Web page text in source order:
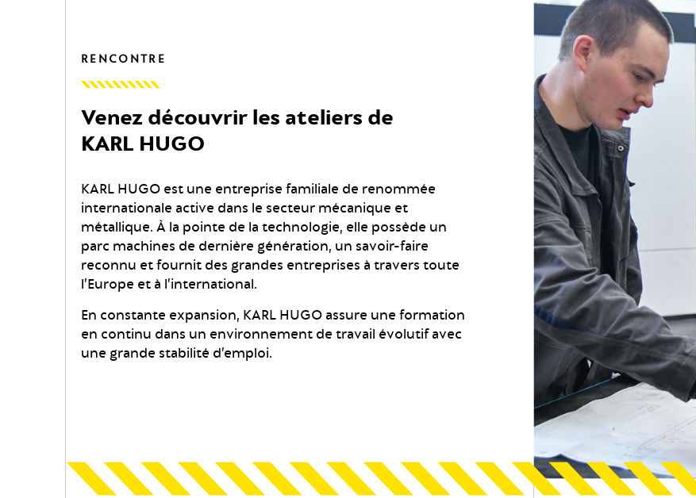
RENCONTRE
Venez découvrir les ateliers de
KARL HUGO
KARL HUGO est une entreprise familiale de renommée
internationale active dans le secteur mécanique et
métallique. À la pointe de la technologie, elle possède un
parc machines de dernière génération, un savoir-faire
reconnu et fournit des grandes entreprises à travers toute
l’Europe et à l’international.
En constante expansion, KARL HUGO assure une formation
en continu dans un environnement de travail évolutif avec
une grande stabilité d’emploi.